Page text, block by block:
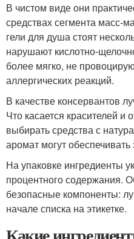
В чистом виде они
средствах сегмента масс-
гели для душа стоят
нарушают кислотно-
более мягко, не
аллергических реакций.
В качестве консервантов
Что касается красителей и
выбирать средства с
аромат могут
На упаковке ингредиенты
процентного содержания.
безопасные компоненты:
начале списка на этикетке.